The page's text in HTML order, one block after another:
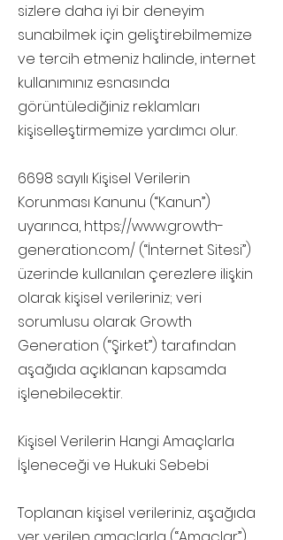
sizlere daha iyi bir deneyim
sunabilmek için geliştirebilmemize
ve tercih etmeniz halinde, internet
kullanımınız esnasında
görüntülediğiniz reklamları
kişiselleştirmemize yardımcı olur.
6698 sayılı Kişisel Verilerin
Korunması Kanunu (“Kanun”)
uyarınca, https://www.growth-
generation.com/ (“İnternet Sitesi”)
üzerinde kullanılan çerezlere ilişkin
olarak kişisel verileriniz; veri
sorumlusu olarak Growth
Generation (“Şirket”) tarafından
aşağıda açıklanan kapsamda
işlenebilecektir.
Kişisel Verilerin Hangi Amaçlarla
İşleneceği ve Hukuki Sebebi
Toplanan kişisel verileriniz, aşağıda